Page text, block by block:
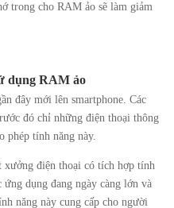
trong cho RAM ảo sẽ làm giảm
dụng RAM ảo
đây mới lên smartphone. Các
đó chỉ những điện thoại thông
phép tính năng này.
xưởng điện thoại có tích hợp tính
dụng đang ngày càng lớn và
năng này cung cấp cho người